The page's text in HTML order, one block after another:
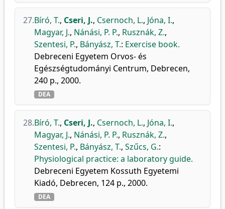
27.Bíró, T., Cseri, J., Csernoch, L., Jóna, I.,
Magyar, J., Nánási, P. P., Rusznák, Z.,
Szentesi, P., Bányász, T.: Exercise book.
Debreceni Egyetem Orvos- és
Egészségtudományi Centrum, Debrecen,
240 p., 2000.
DEA
28.Bíró, T., Cseri, J., Csernoch, L., Jóna, I.,
Magyar, J., Nánási, P. P., Rusznák, Z.,
Szentesi, P., Bányász, T., Szűcs, G.:
Physiological practice: a laboratory guide.
Debreceni Egyetem Kossuth Egyetemi
Kiadó, Debrecen, 124 p., 2000.
DEA